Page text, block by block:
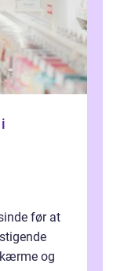
før at
og